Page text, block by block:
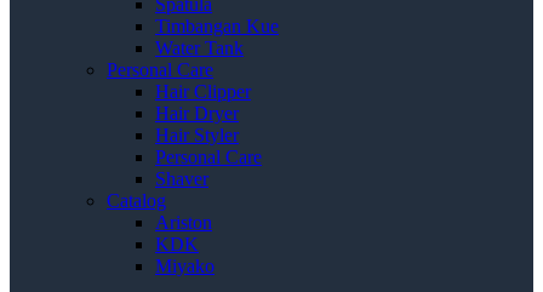
Spatula
Timbangan Kue
Water Tank
Personal Care
Hair Clipper
Hair Dryer
Hair Styler
Personal Care
Shaver
Catalog
Ariston
KDK
Miyako